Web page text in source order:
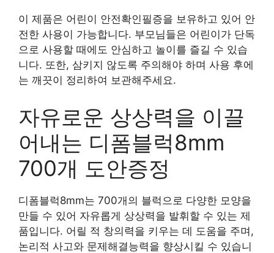
이 제품은 어린이 안전확인필증을 보유하고 있어 안
전한 사용이 가능합니다. 부모님들은 어린이가 단독
으로 사용할 때에도 안심하고 놀이를 즐길 수 있습
니다. 또한, 삼키지 않도록 주의해야 하며 사용 후에
는 깨끗이 정리하여 보관해주세요.
자유로운 상상력을 이끌
어내는 디폼블럭8mm
700개 도안증정
디폼블럭8mm는 700개의 블럭으로 다양한 모양을
만들 수 있어 자유롭게 상상력을 발휘할 수 있는 제
품입니다. 어릴 적 창의력을 키우는 데 도움을 주며,
논리적 사고와 문제해결능력을 향상시킬 수 있습니